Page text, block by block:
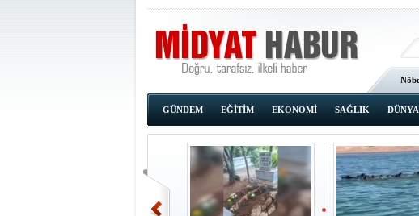
Ana
GÜNDEM
EĞİTİM EKONOMİ SAĞLIK DÜNYA